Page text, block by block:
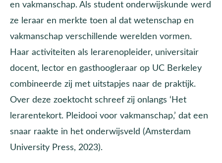
en vakmanschap. Als student onderwijskunde werd
ze leraar en merkte toen al dat wetenschap en
vakmanschap verschillende werelden vormen.
Haar activiteiten als lerarenopleider, universitair
docent, lector en gasthoogleraar op UC Berkeley
combineerde zij met uitstapjes naar de praktijk.
Over deze zoektocht schreef zij onlangs ‘Het
lerarentekort. Pleidooi voor vakmanschap,’ dat een
snaar raakte in het onderwijsveld (Amsterdam
University Press, 2023).